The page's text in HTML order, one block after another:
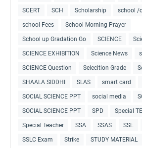
SCERT SCH Scholarship school /
school Fees School Morning Prayer
School up Gradation Go SCIENCE
SCIENCE EXHIBITION Science News
SCIENCE Question Selecition Grade
SHAALA SIDDHI SLAS smart card
SOCIAL SCIENCE PPT social media
SOCIAL SCIENCE PPT SPD Special
Special Teacher SSA SSAS SSE
SSLC Exam Strike STUDY MATERIAL